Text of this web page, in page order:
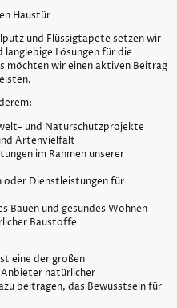
Haustür
und Flüssigtapete setzen wir
Lösungen für die
möchten wir einen aktiven Beitrag
und Naturschutzprojekte
Artenvielfalt
im Rahmen unserer
Dienstleistungen für
Bauen und gesundes Wohnen
Baustoffe
eine der großen
natürlicher
beitragen, das Bewusstsein für